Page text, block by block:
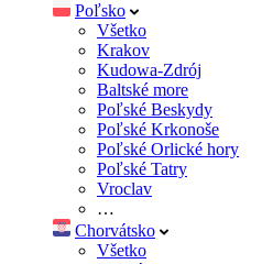
Poľsko
Všetko
Krakov
Kudowa-Zdrój
Baltské more
Poľské Beskydy
Poľské Krkonoše
Poľské Orlické hory
Poľské Tatry
Vroclav
…
Chorvátsko
Všetko